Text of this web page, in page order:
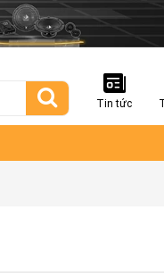
Tin tức